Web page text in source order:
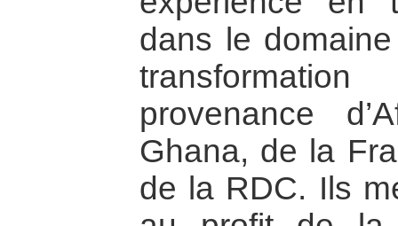
dans le
provenance
Ghana, de la
de la RDC. Ils